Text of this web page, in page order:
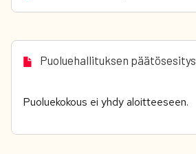
Puoluehallituksen päätösesitys
Puoluekokous ei yhdy aloitteeseen.